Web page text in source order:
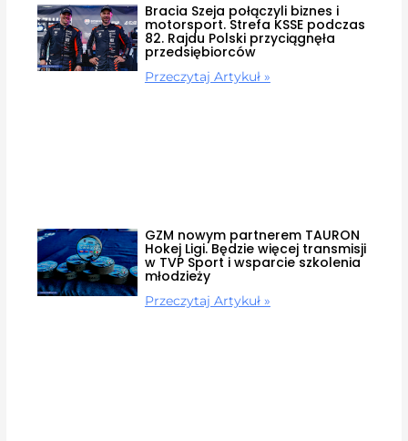
Bracia Szeja połączyli biznes i
motorsport. Strefa KSSE podczas
82. Rajdu Polski przyciągnęła
przedsiębiorców
Przeczytaj Artykuł »
GZM nowym partnerem TAURON
Hokej Ligi. Będzie więcej transmisji
w TVP Sport i wsparcie szkolenia
młodzieży
Przeczytaj Artykuł »